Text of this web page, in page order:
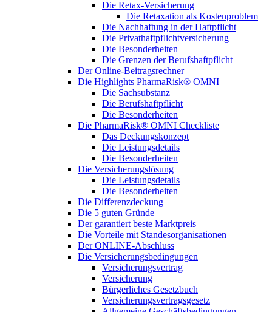
Die Retax-Versicherung
Die Retaxation als Kostenproblem
Die Nachhaftung in der Haftpflicht
Die Privathaftpflichtversicherung
Die Besonderheiten
Die Grenzen der Berufshaftpflicht
Der Online-Beitragsrechner
Die Highlights PharmaRisk® OMNI
Die Sachsubstanz
Die Berufshaftpflicht
Die Besonderheiten
Die PharmaRisk® OMNI Checkliste
Das Deckungskonzept
Die Leistungsdetails
Die Besonderheiten
Die Versicherungslösung
Die Leistungsdetails
Die Besonderheiten
Die Differenzdeckung
Die 5 guten Gründe
Der garantiert beste Marktpreis
Die Vorteile mit Standesorganisationen
Der ONLINE-Abschluss
Die Versicherungsbedingungen
Versicherungsvertrag
Versicherung
Bürgerliches Gesetzbuch
Versicherungsvertragsgesetz